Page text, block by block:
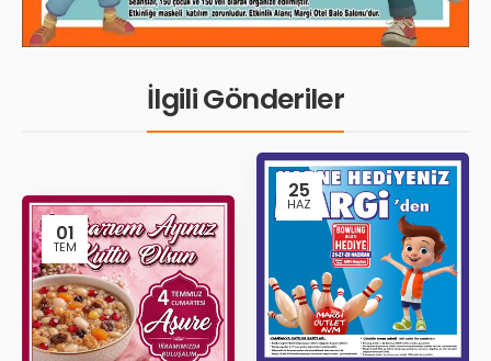
İlgili Gönderiler
01
TEM
25
HAZ